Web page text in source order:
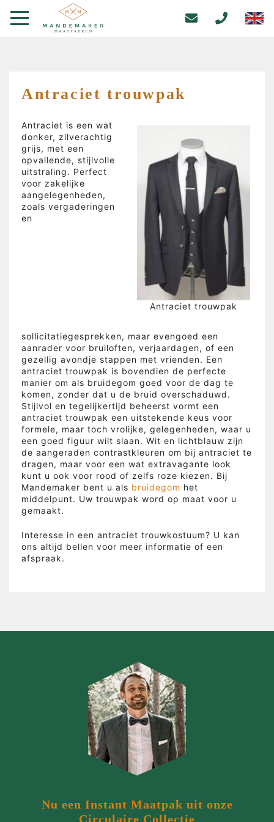
Antraciet trouwpak
Antraciet trouwpak
Antraciet is een wat
donker, zilverachtig
grijs, met een
opvallende, stijlvolle
uitstraling. Perfect
voor zakelijke
aangelegenheden,
zoals vergaderingen
en
sollicitatiegesprekken, maar evengoed een
aanrader voor bruiloften, verjaardagen, of een
gezellig avondje stappen met vrienden. Een
antraciet trouwpak is bovendien de perfecte
manier om als bruidegom goed voor de dag te
komen, zonder dat u de bruid overschaduwd.
Stijlvol en tegelijkertijd beheerst vormt een
antraciet trouwpak een uitstekende keus voor
formele, maar toch vrolijke, gelegenheden, waar u
een goed figuur wilt slaan. Wit en lichtblauw zijn
de aangeraden contrastkleuren om bij antraciet te
dragen, maar voor een wat extravagante look
kunt u ook voor rood of zelfs roze kiezen. Bij
Mandemaker bent u als bruidegom het
middelpunt. Uw trouwpak word op maat voor u
gemaakt.
Interesse in een antraciet trouwkostuum? U kan
ons altijd bellen voor meer informatie of een
afspraak.
Nu een Instant Maatpak uit onze
Circulaire Collectie